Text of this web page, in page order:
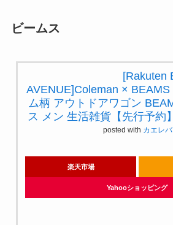
ビームス
[Rakuten
注 モノグラム柄
ン BEAMS MEN
活雑貨【先行予約